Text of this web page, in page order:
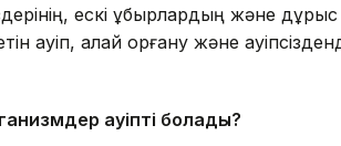
ескі құбырлардың және дұрыс
қауіп, қалай қорғану және
дер қауіпті болады?